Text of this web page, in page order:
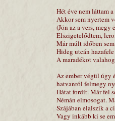
Hét éve nem láttam
Akkor sem nyertem
(Jön az a vers, megy
Elszigetelődtem,
Már múlt időben
Hideg utcán
A maradékot
Az ember végül úgy
hatvanról felmegy
Hátat fordít. Már fel
Némán elmosogat.
Szájában elalszik
Vagy inkább ki se